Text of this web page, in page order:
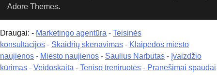
Adore Themes.
Draugai: - Marketingo agentūra - Teisinės
konsultacijos - Skaidrių skenavimas - Klaipedos miesto
naujienos - Miesto naujienos - Saulius Narbutas - Įvaizdžio
kūrimas - Veidoskaita - Teniso treniruotės - Pranešimai spaudai